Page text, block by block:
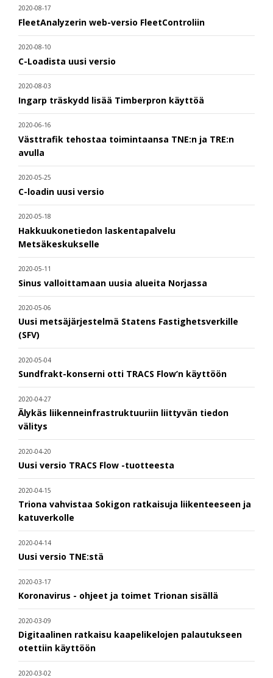
2020-08-17
FleetAnalyzerin web-versio FleetControliin
2020-08-10
C-Loadista uusi versio
2020-08-03
Ingarp träskydd lisää Timberpron käyttöä
2020-06-16
Västtrafik tehostaa toimintaansa TNE:n ja TRE:n
avulla
2020-05-25
C-loadin uusi versio
2020-05-18
Hakkuukonetiedon laskentapalvelu
Metsäkeskukselle
2020-05-11
Sinus valloittamaan uusia alueita Norjassa
2020-05-06
Uusi metsäjärjestelmä Statens Fastighetsverkille
(SFV)
2020-05-04
Sundfrakt-konserni otti TRACS Flow’n käyttöön
2020-04-27
Älykäs liikenneinfrastruktuuriin liittyvän tiedon
välitys
2020-04-20
Uusi versio TRACS Flow -tuotteesta
2020-04-15
Triona vahvistaa Sokigon ratkaisuja liikenteeseen ja
katuverkolle
2020-04-14
Uusi versio TNE:stä
2020-03-17
Koronavirus - ohjeet ja toimet Trionan sisällä
2020-03-09
Digitaalinen ratkaisu kaapelikelojen palautukseen
otettiin käyttöön
2020-03-02